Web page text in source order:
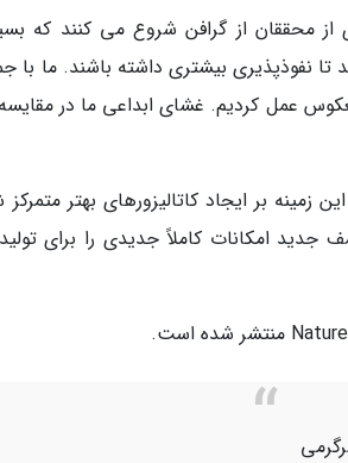
از محققان از گرافن شروع می کنند که
نفوذپذیری بیشتری داشته باشند. ما
عمل کردیم. غشای ابداعی ما در
بر ایجاد کاتالیزورهای بهتر
امکانات کاملاً جدیدی را برای